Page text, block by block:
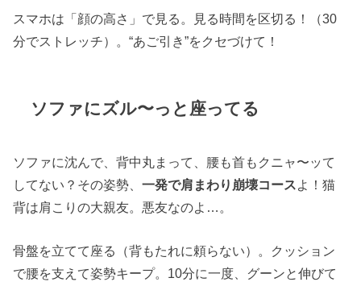
スマホは「顔の高さ」で見る。見る時間を区切る！（30
分でストレッチ）。“あご引き”をクセづけて！
ソファにズル〜っと座ってる
ソファに沈んで、背中丸まって、腰も首もクニャ〜ッて
してない？その姿勢、一発で肩まわり崩壊コースよ！猫
背は肩こりの大親友。悪友なのよ…。
骨盤を立てて座る（背もたれに頼らない）。クッション
で腰を支えて姿勢キープ。10分に一度、グーンと伸びて